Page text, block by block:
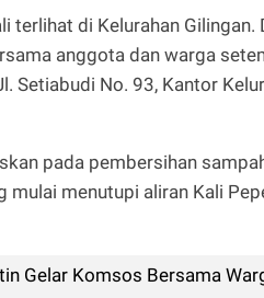
terlihat di Kelurahan Gilingan.
anggota dan warga
Setiabudi No. 93, Kantor
pada pembersihan
mulai menutupi aliran Kali
Gelar Komsos Bersama